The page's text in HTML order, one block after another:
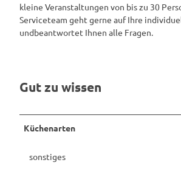
kleine Veranstaltungen von bis zu 30
Serviceteam geht gerne auf Ihre
undbeantwortet Ihnen alle Fragen.
Gut zu wissen
Küchenarten
sonstiges